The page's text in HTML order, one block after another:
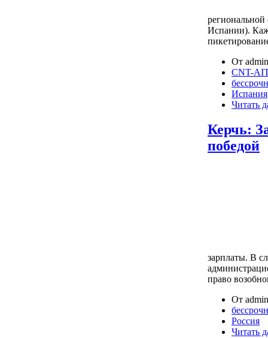
Испании).
От
CNT-
Испания
Читать
Керчь:
победой
зарплаты. В
право
От
Россия
Читать